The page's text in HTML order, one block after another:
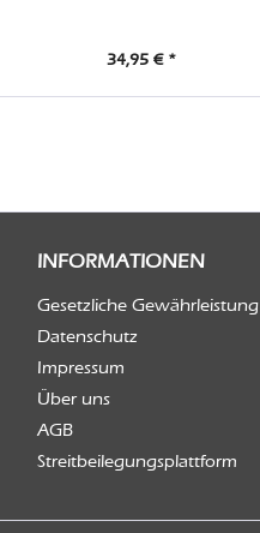
34,95 € *
INFORMATIONEN
Gesetzliche Gewährleistung
Datenschutz
Impressum
Über uns
AGB
Streitbeilegungsplattform